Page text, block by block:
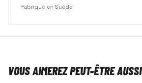
Fabriqué en Suède
VOUS AIMEREZ PEUT-ÊTRE AUSSI